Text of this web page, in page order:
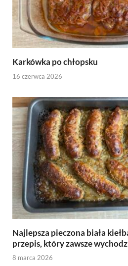
Karkówka po chłopsku
16 czerwca 2026
Najlepsza pieczona biała
przepis, który zawsze
8 marca 2026